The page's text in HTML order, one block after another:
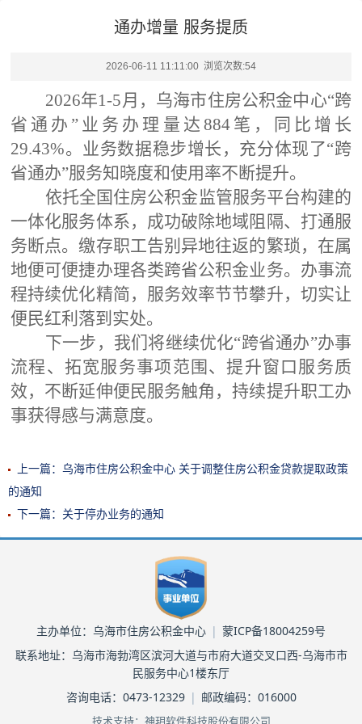
通办增量 服务提质
2026-06-11 11:11:00 浏览次数:54
2026年1-5月， 乌海市住房公积金中心“跨
省通 办 ” 业务办理量达 884笔，同比增 长
29.43%。 业务数据稳步增长，充分体现了“跨
省通办”服务知晓度和使用率不断提升。
依托全国住房公积金监管服务平台构建的
一体化服务体系，成功破除地域阻隔、打通服
务断点。缴存职工告别异地往返的繁琐，在属
地便可便捷办理各类跨省公积金业务。办事流
程持续优化精简，服务效率节节攀升，切实让
便民红利落到实处。
下一步，我们将继续优化“跨省通办”办事
流程、拓宽服务事项范围、提升窗口服务质
效，不断延伸便民服务触角，持续提升职工办
事获得感与满意度。
上一篇：乌海市住房公积金中心 关于调整住房公积金贷款提取政策
的通知
下一篇：关于停办业务的通知
主办单位：乌海市住房公积金中心 | 蒙ICP备18004259号
联系地址：乌海市海勃湾区滨河大道与市府大道交叉口西-乌海市市
民服务中心1楼东厅
咨询电话：0473-12329 | 邮政编码：016000
技术支持：神玥软件科技股份有限公司